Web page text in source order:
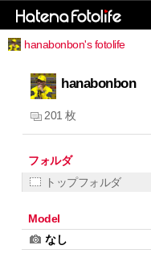
hanabonbon's fotolife
hanabonbon
201 枚
フォルダ
トップフォルダ
Model
なし